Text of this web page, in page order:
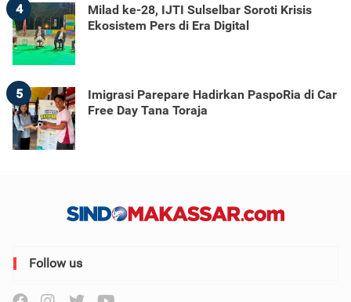
4
Milad ke-28, IJTI Sulselbar Soroti Krisis
Ekosistem Pers di Era Digital
5
Imigrasi Parepare Hadirkan PaspoRia di Car
Free Day Tana Toraja
Follow us